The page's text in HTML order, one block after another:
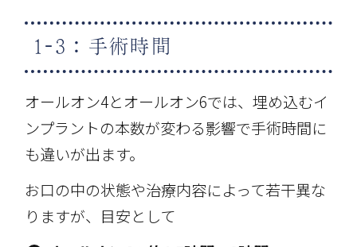
1-3：手術時間
オールオン4とオールオン6では、埋め込むイ
ンプラントの本数が変わる影響で手術時間に
も違いが出ます。
お口の中の状態や治療内容によって若干異な
りますが、目安として